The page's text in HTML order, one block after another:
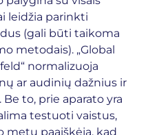
leidžia parinkti
(gali būti taikoma
metodais). „Global
normalizuoja
ar audinių dažnius ir
to, prie aparato yra
testuoti vaistus,
metu paaiškėja, kad